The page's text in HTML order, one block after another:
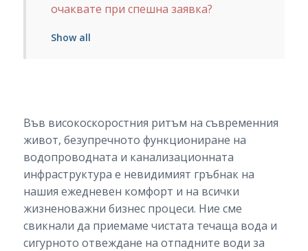
очаквате при спешна заявка?
Show all
Във високоскоростния ритъм на съвременния
живот, безупречното функциониране на
водопроводната и канализационната
инфраструктура е невидимият гръбнак на
нашия ежедневен комфорт и на всички
жизненоважни бизнес процеси. Ние сме
свикнали да приемаме чистата течаща вода и
сигурното отвеждане на отпадните води за